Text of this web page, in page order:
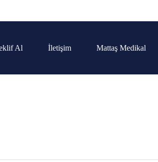
Al İletişim Mattaş Medikal